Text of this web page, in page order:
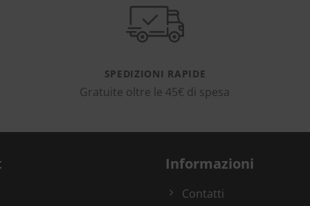
SPEDIZIONI RAPIDE
Gratuite oltre le 45€ di spesa
Informazioni
Contatti